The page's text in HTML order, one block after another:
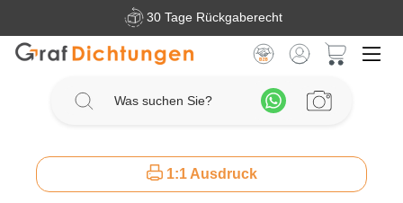
Zum Hauptinhalt springen30 Tage Rückgaberecht
1:1 Ausdruck